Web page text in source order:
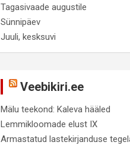
Tagasivaade augustile
Sünnipäev
Juuli, kesksuvi
Veebikiri.ee
Mälu teekond: Kaleva hääled
Lemmikloomade elust IX
Armastatud lastekirjanduse